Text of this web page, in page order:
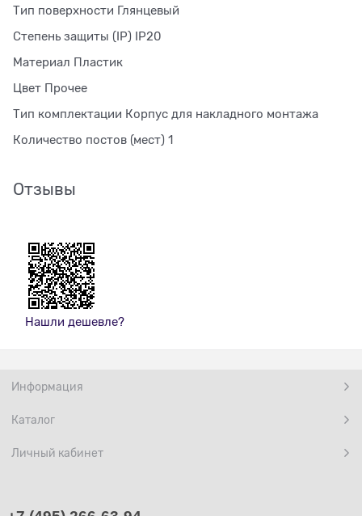
Тип поверхности Глянцевый
Степень защиты (IP) IP20
Материал Пластик
Цвет Прочее
Тип комплектации Корпус для накладного монтажа
Количество постов (мест) 1
Отзывы
Нашли дешевле?
Информация
Каталог
Личный кабинет